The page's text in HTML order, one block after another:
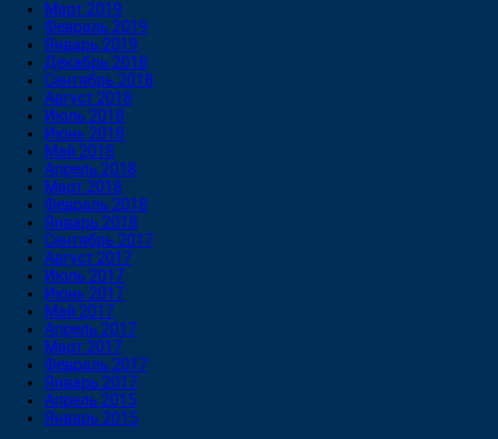
Март 2019
Февраль 2019
Январь 2019
Декабрь 2018
Сентябрь 2018
Август 2018
Июль 2018
Июнь 2018
Май 2018
Апрель 2018
Март 2018
Февраль 2018
Январь 2018
Сентябрь 2017
Август 2017
Июль 2017
Июнь 2017
Май 2017
Апрель 2017
Март 2017
Февраль 2017
Январь 2017
Апрель 2015
Январь 2015